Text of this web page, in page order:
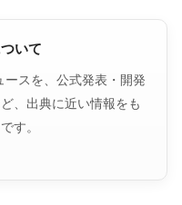
いて
スを、公式発表・開発
、出典に近い情報をも
す。